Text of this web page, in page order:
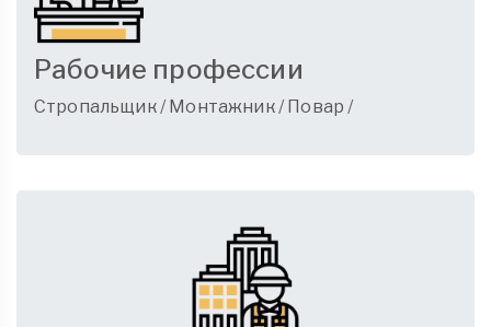
Рабочие профессии
Стропальщик/ Монтажник/ Повар /